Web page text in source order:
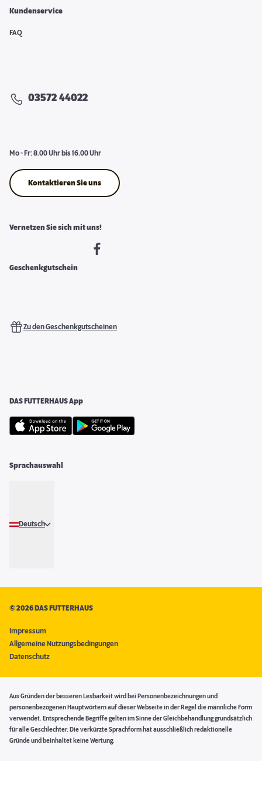
Kundenservice
FAQ
03572 44022
Mo - Fr: 8.00 Uhr bis 16.00 Uhr
Kontaktieren Sie uns
Vernetzen Sie sich mit uns!
Geschenkgutschein
Zu den Geschenkgutscheinen
DAS FUTTERHAUS App
Sprachauswahl
Deutsch
©2026 DAS FUTTERHAUS
Impressum
Allgemeine Nutzungsbedingungen
Datenschutz
Aus Gründen der besseren Lesbarkeit wird bei Personenbezeichnungen und
personenbezogenen Hauptwörtern auf dieser Webseite in der Regel die männliche Form
verwendet. Entsprechende Begriffe gelten im Sinne der Gleichbehandlung grundsätzlich
für alle Geschlechter. Die verkürzte Sprachform hat ausschließlich redaktionelle
Gründe und beinhaltet keine Wertung.